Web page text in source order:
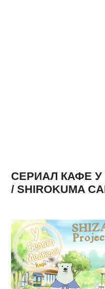
СЕРИАЛ КАФЕ
/ SHIROKUMA